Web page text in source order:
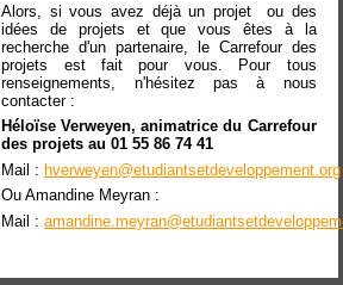
Alors, si vous avez déjà un projet ou des
idées de projets et que vous êtes à la
recherche d'un partenaire, le Carrefour des
projets est fait pour vous. Pour tous
renseignements, n'hésitez pas à nous
contacter :
Héloïse Verweyen, animatrice du Carrefour
des projets au 01 55 86 74 41
Mail :hverweyen@etudiantsetdeveloppement.org
Ou Amandine Meyran :
Mail :